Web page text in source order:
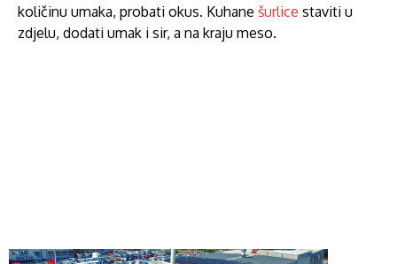
količinu umaka, probati okus. Kuhane šurlice staviti u
zdjelu, dodati umak i sir, a na kraju meso.